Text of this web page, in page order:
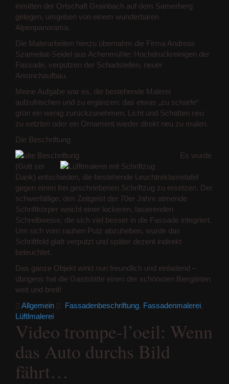
inmitten der Ortschaft Grainbach auf dem Samerberg
gelegen, umgeben von einem wunderbaren
Alpenpanorama.
Die Malerarbeiten hierzu übernahm die Firma Andreas
Szameitat-Seidel aus Achenmühle: Hochdruckreinigen der
Fassade, verputzen der Schadstellen, neuer
Anstrichaufbau.
Meine Aufgabe war es, die bestehende Malerei
aufzufrischen und zu ergänzen: das etwas „zu scharfe“
grün ein wenig zurückzunehmen, Licht und Schatten neu
zu setzten oder ein Ornament wieder direkt neu zu malen.
Die Beschriftung
Es wurde
(Gott sei
Dank) entschieden, die bestehende Leuchtreklametafel
gegen einen frei geschriebenen Schriftzug zu ersetzen. Der
schwerfällige, den Zeitgeist der 70er Jahre atmende
Schriftkörper weicht einer lockeren, lasierenden
Schreibweise, die sich viel besser in die Fassade integriert.
Um sich vom rauhen Putz abzuheben, wurde das
Schriftfeld glatt verputzt und später dezent indirekt
beleuchtet.
Das ganze Objekt wirkt nun freundlich und einladend –
übrigens hat die Gaststätte einen der schönsten Biergärten
weit und breit!
Allgemein
Fassadenbeschriftung, Fassadenmalerei,
Lüftlmalerei
Video trompe-l’oeil: Wenn
das Auto durchs Bild
fährt…